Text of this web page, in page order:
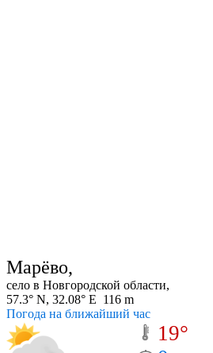
Марёво,
село в Новгородской области,
57.3° N, 32.08° E 116 m
Погода на ближайший час
19°